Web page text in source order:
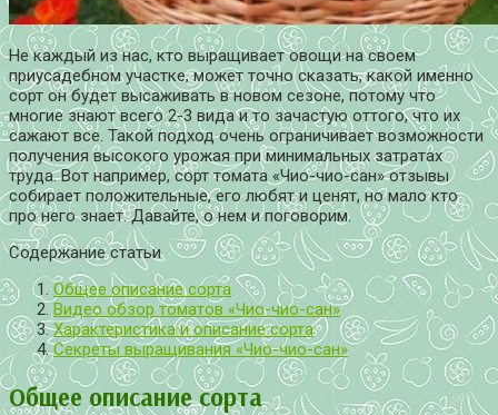
Не каждый из нас, кто выращивает овощи на своем
приусадебном участке, может точно сказать, какой именно
сорт он будет высаживать в новом сезоне, потому что
многие знают всего 2-3 вида и то зачастую оттого, что их
сажают все. Такой подход очень ограничивает возможности
получения высокого урожая при минимальных затратах
труда. Вот например, сорт томата «Чио-чио-сан» отзывы
собирает положительные, его любят и ценят, но мало кто
про него знает. Давайте, о нем и поговорим.
Содержание статьи
Общее описание сорта
Видео обзор томатов «Чио-чио-сан»
Характеристика и описание сорта
Секреты выращивания «Чио-чио-сан»
Общее описание сорта